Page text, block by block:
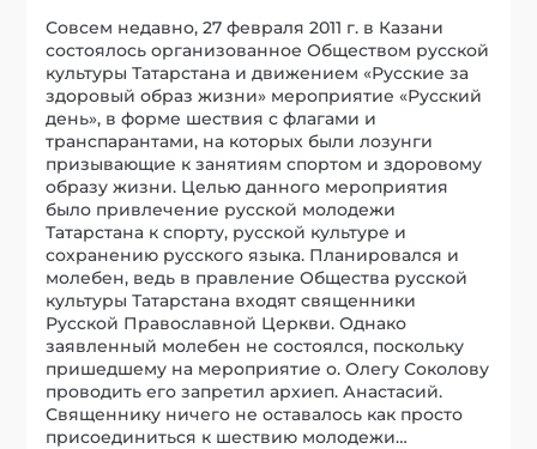
Совсем недавно, 27 февраля 2011 г. в Казани
состоялось организованное Обществом русской
культуры Татарстана и движением «Русские за
здоровый образ жизни» мероприятие «Русский
день», в форме шествия с флагами и
транспарантами, на которых были лозунги
призывающие к занятиям спортом и здоровому
образу жизни. Целью данного мероприятия
было привлечение русской молодежи
Татарстана к спорту, русской культуре и
сохранению русского языка. Планировался и
молебен, ведь в правление Общества русской
культуры Татарстана входят священники
Русской Православной Церкви. Однако
заявленный молебен не состоялся, поскольку
пришедшему на мероприятие о. Олегу Соколову
проводить его запретил архиеп. Анастасий.
Священнику ничего не оставалось как просто
присоединиться к шествию молодежи…